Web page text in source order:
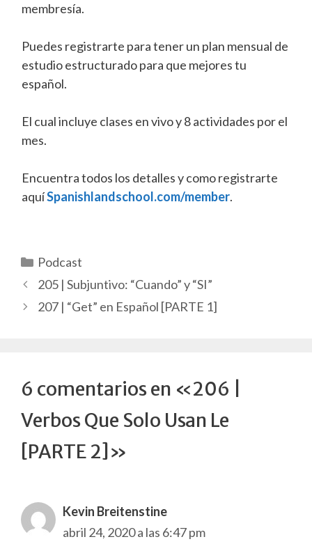
membresía.
Puedes registrarte para tener un plan mensual de
estudio estructurado para que mejores tu
español.
El cual incluye clases en vivo y 8 actividades por el
mes.
Encuentra todos los detalles y como registrarte
aquíSpanishlandschool.com/member.
Categorías
Podcast
205 | Subjuntivo: “Cuando” y “SI”
207 | “Get” en Español [PARTE 1]
6 comentarios en «206 |
Verbos Que Solo Usan Le
[PARTE 2]»
Kevin Breitenstine
abril 24, 2020 a las 6:47 pm